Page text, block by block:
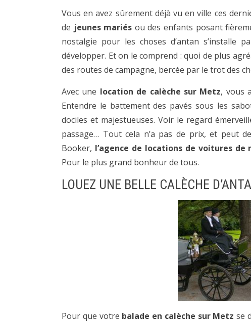
Vous en avez sûrement déjà vu en ville ces
de jeunes mariés ou des enfants posant
nostalgie pour les choses d’antan s’installe
développer. Et on le comprend : quoi de plus
des routes de campagne, bercée par le trot des
Avec une location de calèche sur Metz, vous
Entendre le battement des pavés sous les
dociles et majestueuses. Voir le regard
passage… Tout cela n’a pas de prix, et peut
Booker, l’agence de locations de voitures de
Pour le plus grand bonheur de tous.
LOUEZ UNE BELLE CALÈCHE
Pour que votre balade en calèche sur Metz se